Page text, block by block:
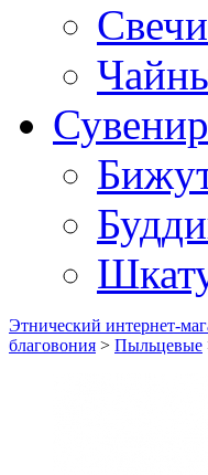
Этнический интернет-
благовония > Пыльцевые